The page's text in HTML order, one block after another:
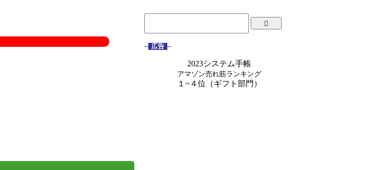
-- 広告 --
2023システム手帳
アマゾン売れ筋ランキング
１~４位（ギフト部門）